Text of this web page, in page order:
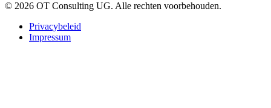
© 2026 OT Consulting UG. Alle rechten voorbehouden.
Privacybeleid
Impressum